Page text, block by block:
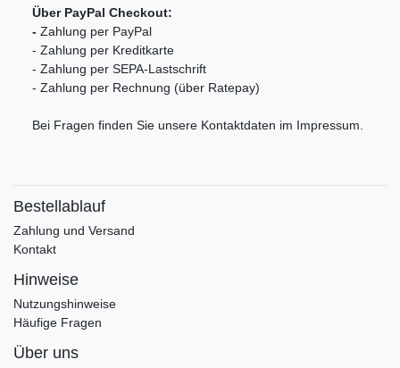
Über PayPal Checkout:
- Zahlung per PayPal
- Zahlung per Kreditkarte
- Zahlung per SEPA-Lastschrift
- Zahlung per Rechnung (über Ratepay)
Bei Fragen finden Sie unsere Kontaktdaten im Impressum.
Bestellablauf
Zahlung und Versand
Kontakt
Hinweise
Nutzungshinweise
Häufige Fragen
Über uns